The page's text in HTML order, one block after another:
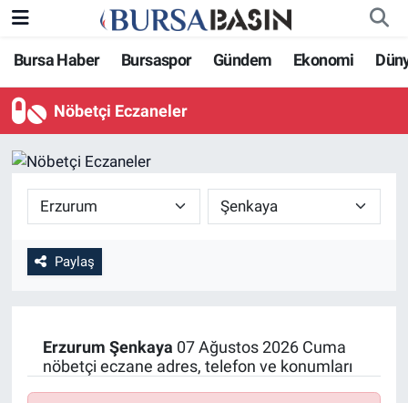
Bursa Haber Bursaspor Gündem Ekonomi
Nöbetçi Eczaneler
Paylaş
Erzurum Şenkaya 07 Ağustos 2026 Cuma
nöbetçi eczane adres, telefon ve konumları
Bursa Haber
Genel
Politika
Bilim, Teknoloji
KÜLTÜR-SANAT
Bursaspor
Gündem
Bursa Nöbetçi Eczaneler
Bursa Hava Durumu
Bursa Namaz Vakitleri
Bursa Trafik Yoğunluk Haritası
Süper Lig Puan Durumu ve Fikstür
Son Dakika Haberleri
Haber Arşivi